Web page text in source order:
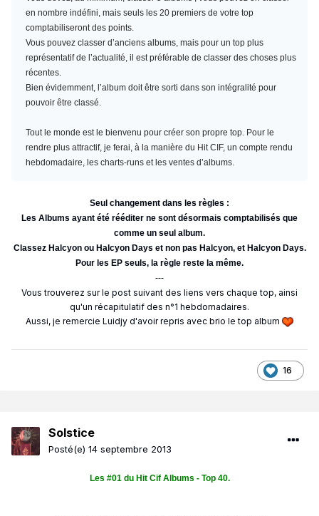
en nombre indéfini, mais seuls les 20 premiers de votre top
comptabiliseront des points.
Vous pouvez classer d’anciens albums, mais pour un top plus
représentatif de l’actualité, il est préférable de classer des choses plus
récentes.
Bien évidemment, l’album doit être sorti dans son intégralité pour
pouvoir être classé.
Tout le monde est le bienvenu pour créer son propre top. Pour le
rendre plus attractif, je ferai, à la manière du Hit CIF, un compte rendu
hebdomadaire, les charts-runs et les ventes d’albums.
Seul changement dans les règles :
Les Albums ayant été rééditer ne sont désormais comptabilisés que
comme un seul album.
Classez Halcyon ou Halcyon Days et non pas Halcyon, et Halcyon Days.
Pour les EP seuls, la règle reste la même.
---
Vous trouverez sur le post suivant des liens vers chaque top, ainsi
qu'un récapitulatif des n°1 hebdomadaires.
Aussi, je remercie Luidjy d'avoir repris avec brio le top album
16
Solstice
Posté(e) 14 septembre 2013
Les #01 du Hit Cif Albums - Top 40.